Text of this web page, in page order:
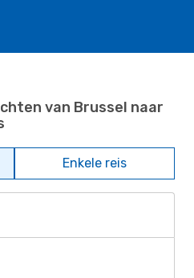
van Brussel naar
Enkele reis